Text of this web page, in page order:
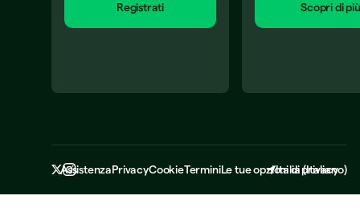
Registrati Scopri di più
AssistenzaPrivacyCookieTerminiLe tue opzioni di privacy
Italia(Italiano)